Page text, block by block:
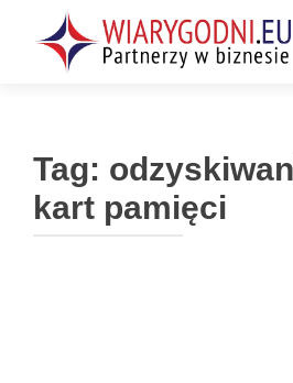
Tag:
kart pamięci